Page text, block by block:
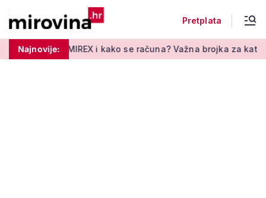
Pretplata
Najnovije:
MIREX i kako se računa? Važna brojka za kategoriju štednje